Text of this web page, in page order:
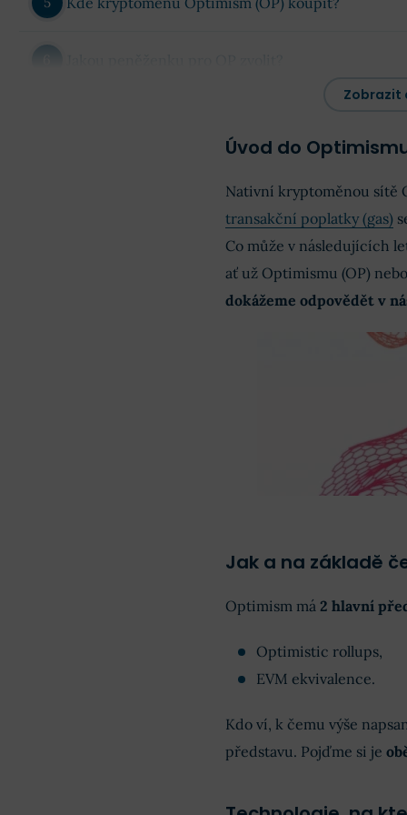
Zobrazit
Úvod do
Nativní kryptoměnou sítě
transakční poplatky (gas)
Co může v následujících
ať už Optimismu (OP)
dokážeme odpovědět v
Jak a na základě
Optimism má2 hlavní
Optimistic rollups,
EVM ekvivalence.
Kdo ví, k čemu výše
představu. Pojďme si je